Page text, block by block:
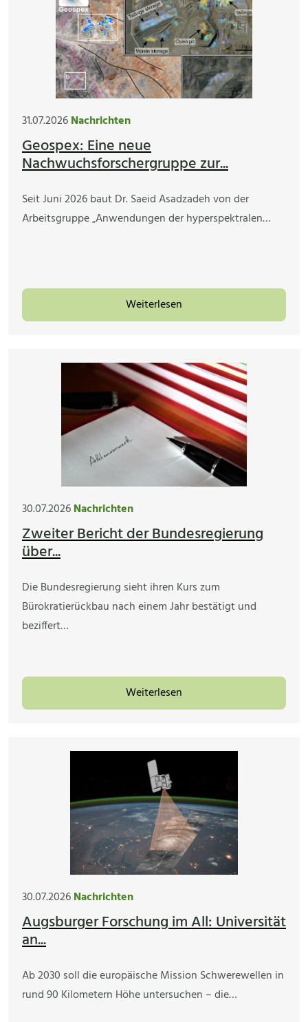
31.07.2026Nachrichten
Geospex: Eine neue
Nachwuchsforschergruppe zur...
Seit Juni 2026 baut Dr. Saeid Asadzadeh von der
Arbeitsgruppe „Anwendungen der hyperspektralen…
Weiterlesen
30.07.2026Nachrichten
Zweiter Bericht der Bundesregierung
über...
Die Bundesregierung sieht ihren Kurs zum
Bürokratierückbau nach einem Jahr bestätigt und
beziffert…
Weiterlesen
30.07.2026Nachrichten
Augsburger Forschung im All: Universität
an...
Ab 2030 soll die europäische Mission Schwerewellen in
rund 90 Kilometern Höhe untersuchen – die…